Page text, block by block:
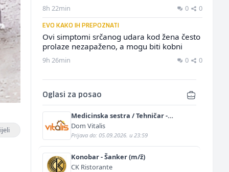
8h 22min 0 0
EVO KAKO IH PREPOZNATI
Ovi simptomi srčanog udara kod žena često
prolaze nezapaženo, a mogu biti kobni
9h 26min 0 0
Oglasi za posao
Medicinska sestra / Tehničar -
Njegovatelj (m/ž)
Dom Vitalis
Prijava do: 05.09.2026. u 23:59
Konobar - Šanker (m/ž)
CK Ristorante